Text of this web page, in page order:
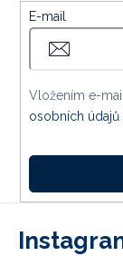
E-mail
Vložením e-
osobních údajů